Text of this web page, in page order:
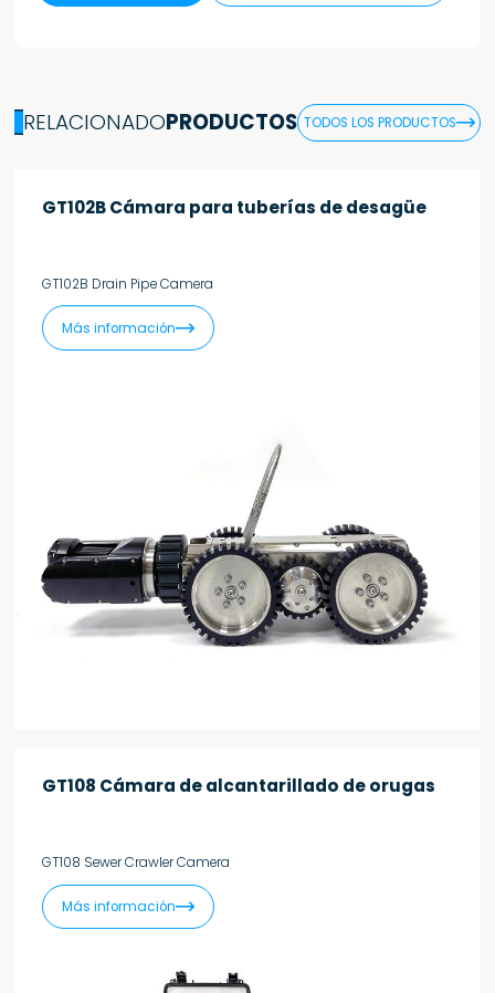
RELACIONADOPRODUCTOS TODOS LOS PRODUCTOS
GT102B Cámara para tuberías de desagüe
GT102B Drain Pipe Camera
Más información
GT108 Cámara de alcantarillado de orugas
GT108 Sewer Crawler Camera
Más información